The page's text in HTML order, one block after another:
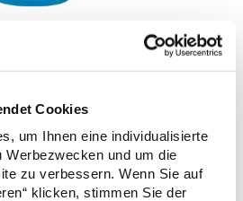
Cookies
um Ihnen eine individualisierte
und um die
zu verbessern. Wenn Sie auf
klicken, stimmen Sie der
T-Shirt aus Interlock-Material
220
100% BaumwolleAngaben zur
580Hersteller: Tee Jays A/S Lansen
E-Mail: info@teejays.dk
ab 14,33 € *
+Versandkosten *